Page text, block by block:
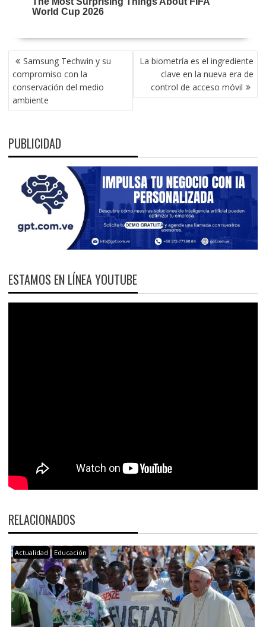
NAVEGACIÓN
DE
ENTRADAS
Samsung Techwin y su
compromiso con la
conservación del medio
ambiente
La biometría es el ingrediente
clave en la nueva era de
control de acceso móvil
PUBLICIDAD
ESTAMOS EN LÍNEA YOUTUBE
RELACIONADOS
Actualidad Educación